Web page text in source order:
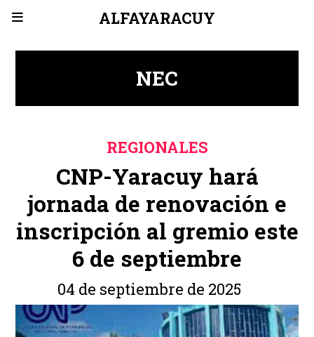
ALFAYARACUY
NEC
CNP-Yaracuy hará
jornada de renovación e
inscripción al gremio este
6 de septiembre
REGIONALES
04 de septiembre de 2025